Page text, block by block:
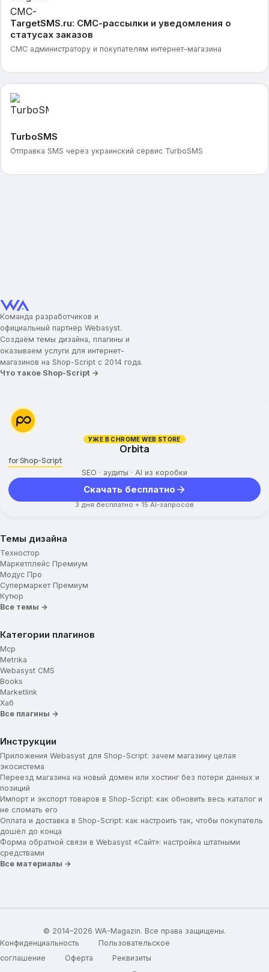
TargetSMS.ru: СМС-рассылки и уведомления о
статусах заказов
СМС администратору и покупателям интернет-магазина
TurboSMS
Отправка SMS через украинский сервис TurboSMS
Команда разработчиков и
официальный партнёр Webasyst.
Создаём темы дизайна, плагины и
оказываем услуги для интернет-
магазинов на Shop-Script с 2014 года.
Что такое Shop-Script →
УЖЕ В CHROME WEB STORE
Orbita
for Shop-Script
SEO · аудиты · AI из коробки
Скачать бесплатно
3 дня бесплатно + 15 AI-запросов
Темы дизайна
Техностор
Маркетплейс Премиум
Модус Про
Супермаркет Премиум
Кутюр
Все темы →
Категории плагинов
Mcp
Metrika
Webasyst CMS
Books
Marketlink
Хаб
Все плагины →
Инструкции
Приложения Webasyst для Shop-Script: зачем магазину целая
экосистема
Переезд магазина на новый домен или хостинг без потери данных и
позиций
Импорт и экспорт товаров в Shop-Script: как обновить весь каталог и
не сломать его
Оплата и доставка в Shop-Script: как настроить так, чтобы покупатель
дошёл до конца
Форма обратной связи в Webasyst «Сайт»: настройка штатными
средствами
Все материалы →
© 2014–2026 WA-Magazin. Все права защищены.
Конфиденциальность
Пользовательское
соглашение
Оферта Реквизиты